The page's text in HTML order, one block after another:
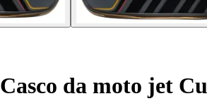
Casco da moto jet